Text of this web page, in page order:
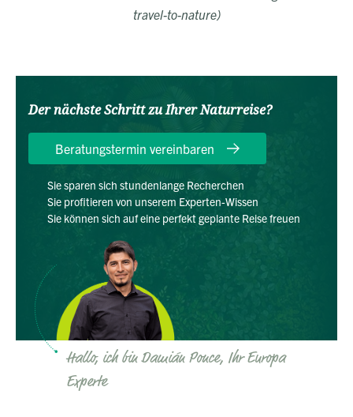
travel-to-nature)
Der nächste Schritt zu Ihrer Naturreise?
Beratungstermin vereinbaren
Sie sparen sich stundenlange Recherchen
Sie profitieren von unserem Experten-Wissen
Sie können sich auf eine perfekt geplante Reise freuen
Hallo, ich bin Damián Ponce, Ihr Europa
Experte